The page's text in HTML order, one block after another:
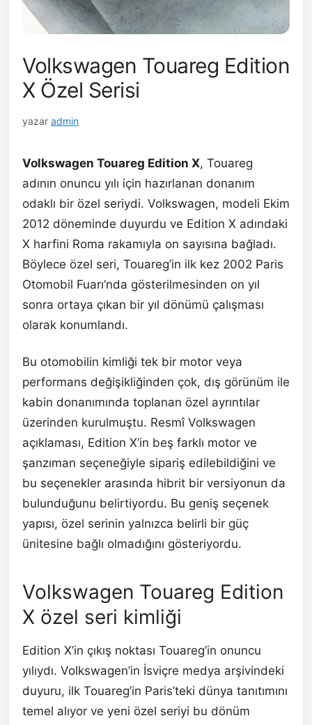
Volkswagen Touareg Edition
X Özel Serisi
yazar admin
Volkswagen Touareg Edition X, Touareg
adının onuncu yılı için hazırlanan donanım
odaklı bir özel seriydi. Volkswagen, modeli Ekim
2012 döneminde duyurdu ve Edition X adındaki
X harfini Roma rakamıyla on sayısına bağladı.
Böylece özel seri, Touareg’in ilk kez 2002 Paris
Otomobil Fuarı’nda gösterilmesinden on yıl
sonra ortaya çıkan bir yıl dönümü çalışması
olarak konumlandı.
Bu otomobilin kimliği tek bir motor veya
performans değişikliğinden çok, dış görünüm ile
kabin donanımında toplanan özel ayrıntılar
üzerinden kurulmuştu. Resmî Volkswagen
açıklaması, Edition X’in beş farklı motor ve
şanzıman seçeneğiyle sipariş edilebildiğini ve
bu seçenekler arasında hibrit bir versiyonun da
bulunduğunu belirtiyordu. Bu geniş seçenek
yapısı, özel serinin yalnızca belirli bir güç
ünitesine bağlı olmadığını gösteriyordu.
Volkswagen Touareg Edition
X özel seri kimliği
Edition X’in çıkış noktası Touareg’in onuncu
yılıydı. Volkswagen’in İsviçre medya arşivindeki
duyuru, ilk Touareg’in Paris’teki dünya tanıtımını
temel alıyor ve yeni özel seriyi bu dönüm